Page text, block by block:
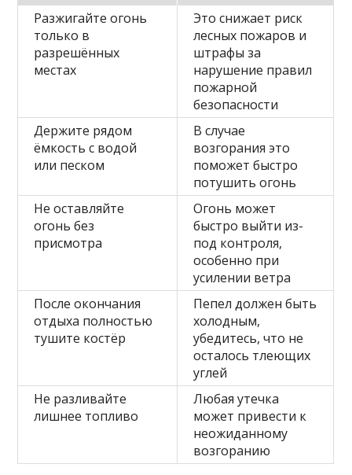
Разжигайте огонь
только в
разрешённых
местах
Это снижает риск
лесных пожаров и
штрафы за
нарушение правил
пожарной
безопасности
Держите рядом
ёмкость с водой
или песком
В случае
возгорания это
поможет быстро
потушить огонь
Не оставляйте
огонь без
присмотра
Огонь может
быстро выйти из-
под контроля,
особенно при
усилении ветра
После окончания
отдыха полностью
тушите костёр
Пепел должен быть
холодным,
убедитесь, что не
осталось тлеющих
углей
Не разливайте
лишнее топливо
Любая утечка
может привести к
неожиданному
возгоранию